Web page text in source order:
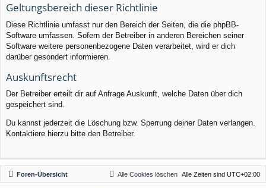
Geltungsbereich dieser Richtlinie
Diese Richtlinie umfasst nur den Bereich der Seiten, die die phpBB-
Software umfassen. Sofern der Betreiber in anderen Bereichen seiner
Software weitere personenbezogene Daten verarbeitet, wird er dich
darüber gesondert informieren.
Auskunftsrecht
Der Betreiber erteilt dir auf Anfrage Auskunft, welche Daten über dich
gespeichert sind.
Du kannst jederzeit die Löschung bzw. Sperrung deiner Daten verlangen.
Kontaktiere hierzu bitte den Betreiber.
Foren-Übersicht Alle Zeiten sind UTC+02:00
Alle Cookies löschen